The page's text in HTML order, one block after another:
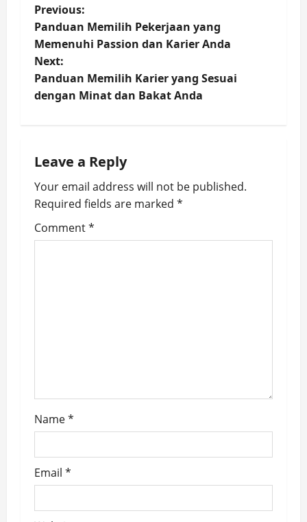
P
o
s
t
a
v
i
g
Previous:
Panduan Memilih Pekerjaan yang
Memenuhi Passion dan Karier Anda
Next:
Panduan Memilih Karier yang Sesuai
dengan Minat dan Bakat Anda
Leave a Reply
Your email address will not be published.
Required fields are marked *
Comment*
Name*
Email *